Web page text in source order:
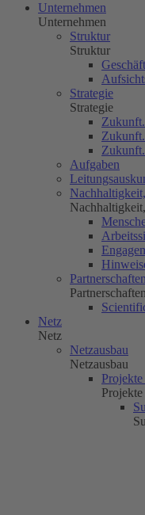
Unternehmen
Unternehmen
Struktur
Struktur
Strategie
Strategie
Aufgaben
Partnerschaften
Partnerschaften
Netz
Netz
Netzausbau
Netzausbau